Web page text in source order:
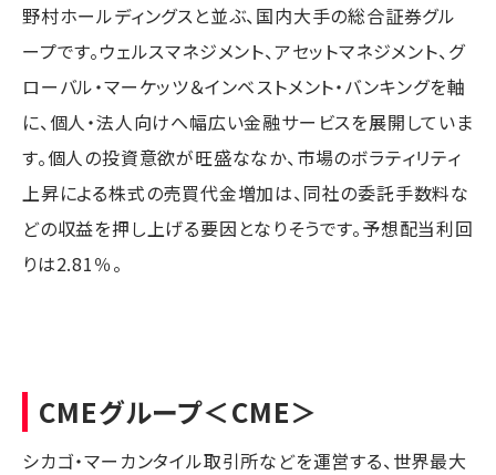
野村ホールディングスと並ぶ、国内大手の総合証券グル
ープです。ウェルスマネジメント、アセットマネジメント、グ
ローバル・マーケッツ＆インベストメント・バンキングを軸
に、個人・法人向けへ幅広い金融サービスを展開していま
す。個人の投資意欲が旺盛ななか、市場のボラティリティ
上昇による株式の売買代金増加は、同社の委託手数料な
どの収益を押し上げる要因となりそうです。予想配当利回
りは2.81％。
CMEグループ＜CME＞
シカゴ・マーカンタイル取引所などを運営する、世界最大